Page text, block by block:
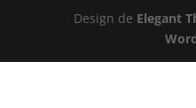
Design de Elegant